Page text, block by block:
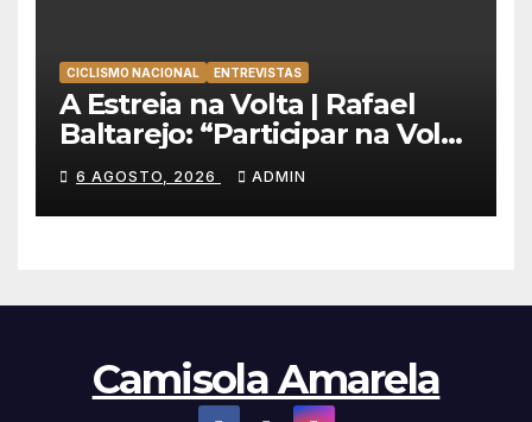
CICLISMO NACIONAL ENTREVISTAS
A Estreia na Volta | Rafael
Baltarejo: “Participar na Volta
a Portugal é o sonho de
qualquer ciclista”
6 AGOSTO, 2026 ADMIN
Camisola Amarela